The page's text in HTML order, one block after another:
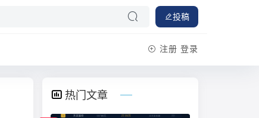
投稿
注册 登录
热门文章